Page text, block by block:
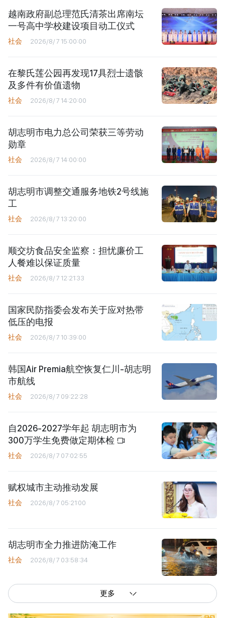
越南政府副总理范氏清茶出席南坛
一号高中学校建设项目动工仪式
社会 2026/8/7 15:00:00
在黎氏莲公园再发现17具烈士遗骸
及多件有价值遗物
社会 2026/8/7 14:20:00
胡志明市电力总公司荣获三等劳动
勋章
社会 2026/8/7 14:00:00
胡志明市调整交通服务地铁2号线施
工
社会 2026/8/7 13:20:00
顺交坊食品安全监察：担忧廉价工
人餐难以保证质量
社会 2026/8/7 12:21:33
国家民防指委会发布关于应对热带
低压的电报
社会 2026/8/7 10:39:00
韩国Air Premia航空恢复仁川-胡志明
市航线
社会 2026/8/7 09:22:28
自2026-2027学年起 胡志明市为
300万学生免费做定期体检
社会 2026/8/7 07:02:55
赋权城市主动推动发展
社会 2026/8/7 05:21:00
胡志明市全力推进防淹工作
社会 2026/8/7 03:58:34
更多